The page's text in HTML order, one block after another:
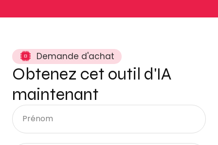
Demande d'achat
Obtenez cet outil d'IA
maintenant